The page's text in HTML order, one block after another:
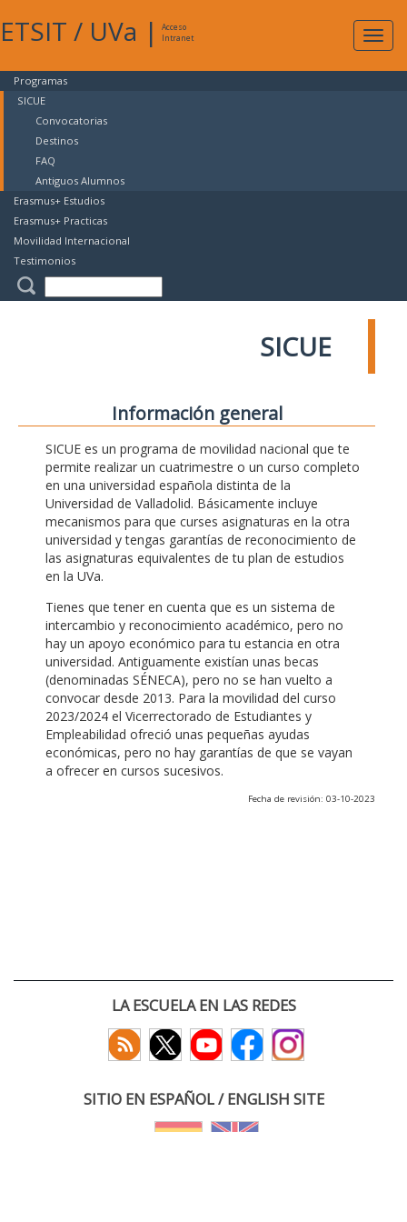
ETSIT / UVa |
Acceso
Intranet
Programas
SICUE
Convocatorias
Destinos
FAQ
Antiguos Alumnos
Erasmus+ Estudios
Erasmus+ Practicas
Movilidad Internacional
Testimonios
SICUE
Información general
SICUE es un programa de movilidad nacional que te
permite realizar un cuatrimestre o un curso completo
en una universidad española distinta de la
Universidad de Valladolid. Básicamente incluye
mecanismos para que curses asignaturas en la otra
universidad y tengas garantías de reconocimiento de
las asignaturas equivalentes de tu plan de estudios
en la UVa.
Tienes que tener en cuenta que es un sistema de
intercambio y reconocimiento académico, pero no
hay un apoyo económico para tu estancia en otra
universidad. Antiguamente existían unas becas
(denominadas SÉNECA), pero no se han vuelto a
convocar desde 2013. Para la movilidad del curso
2023/2024 el Vicerrectorado de Estudiantes y
Empleabilidad ofreció unas pequeñas ayudas
económicas, pero no hay garantías de que se vayan
a ofrecer en cursos sucesivos.
Fecha de revisión: 03-10-2023
LA ESCUELA EN LAS REDES
SITIO EN ESPAÑOL / ENGLISH SITE